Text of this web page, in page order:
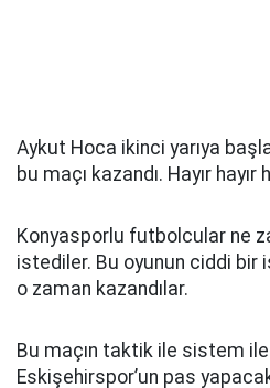
Aykut Hoca ikinci yarıya
bu maçı kazandı. Hayır hayır
Konyasporlu futbolcular ne
istediler. Bu oyunun ciddi bir
o zaman kazandılar.
Bu maçın taktik ile sistem
Eskişehirspor’un pas